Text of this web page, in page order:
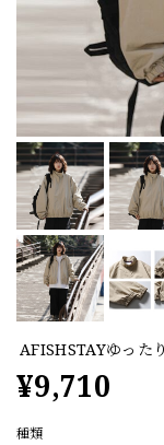
AFISHSTAYゆった
¥9,710
種類